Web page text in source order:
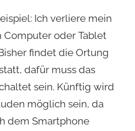
Ich verliere mein
Computer oder Tablet
findet die Ortung
dafür muss das
sein. Künftig wird
möglich sein, da
dem Smartphone